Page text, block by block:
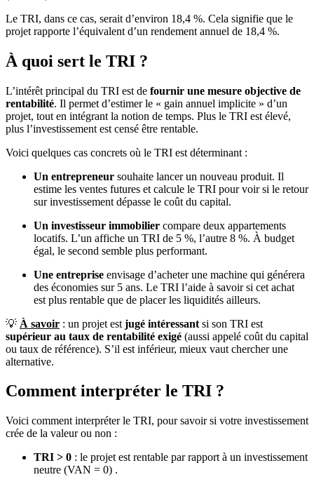
Le TRI, dans ce cas, serait d’environ 18,4 %. Cela signifie que le
projet rapporte l’équivalent d’un rendement annuel de 18,4 %.
À quoi sert le TRI ?
L’intérêt principal du TRI est de fournir une mesure objective de
rentabilité. Il permet d’estimer le « gain annuel implicite » d’un
projet, tout en intégrant la notion de temps. Plus le TRI est élevé,
plus l’investissement est censé être rentable.
Voici quelques cas concrets où le TRI est déterminant :
Un entrepreneur souhaite lancer un nouveau produit. Il
estime les ventes futures et calcule le TRI pour voir si le retour
sur investissement dépasse le coût du capital.
Un investisseur immobilier compare deux appartements
locatifs. L’un affiche un TRI de 5 %, l’autre 8 %. À budget
égal, le second semble plus performant.
Une entreprise envisage d’acheter une machine qui générera
des économies sur 5 ans. Le TRI l’aide à savoir si cet achat
est plus rentable que de placer les liquidités ailleurs.
💡 À savoir : un projet est jugé intéressant si son TRI est
supérieur au taux de rentabilité exigé (aussi appelé coût du capital
ou taux de référence). S’il est inférieur, mieux vaut chercher une
alternative.
Comment interpréter le TRI ?
Voici comment interpréter le TRI, pour savoir si votre investissement
crée de la valeur ou non :
TRI > 0 : le projet est rentable par rapport à un investissement
neutre (VAN = 0) .